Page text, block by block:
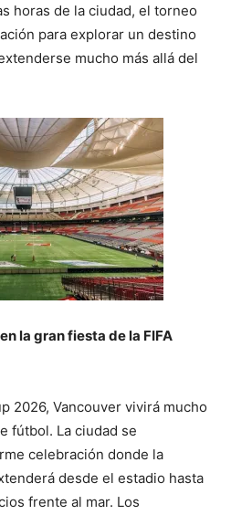
horas de la ciudad, el torneo
para explorar un destino
mucho más allá del
la gran fiesta de la FIFA
2026, Vancouver vivirá mucho
fútbol. La ciudad se
celebración donde la
desde el estadio hasta
frente al mar. Los